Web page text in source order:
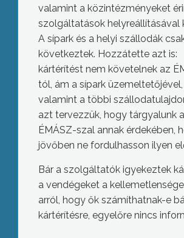
valamint a közintézményeket
szolgáltatások helyreállításával
A sípark és a helyi szállodák
következtek. Hozzátette azt is:
kártérítést nem követelnek az
tól, ám a sípark üzemeltetőjével,
valamint a többi
azt tervezzük, hogy tárgyalunk
ÉMÁSZ-szal annak érdekében,
jövőben ne fordulhasson ilyen
Bár a szolgáltatók igyekeztek
a vendégeket a
arról, hogy ők számíthatnak-e
kártérítésre, egyelőre nincs